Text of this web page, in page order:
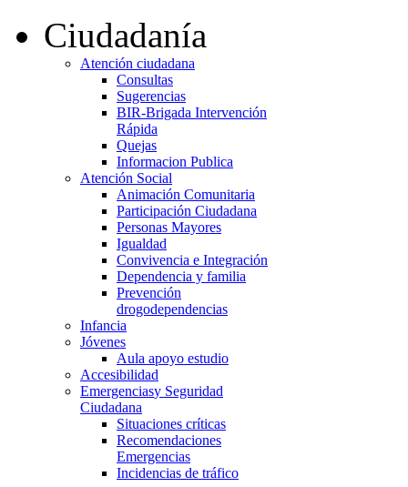
Ciudadanía
Atención ciudadana
Consultas
Sugerencias
BIR-Brigada Intervención
Rápida
Quejas
Informacion Publica
Atención Social
Animación Comunitaria
Participación Ciudadana
Personas Mayores
Igualdad
Convivencia e Integración
Dependencia y familia
Prevención
drogodependencias
Infancia
Jóvenes
Aula apoyo estudio
Accesibilidad
Emergenciasy Seguridad
Ciudadana
Situaciones críticas
Recomendaciones
Emergencias
Incidencias de tráfico